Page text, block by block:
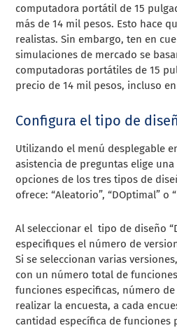
computadora portátil de 15
más de 14 mil pesos. Esto hace
realistas. Sin embargo, ten en
simulaciones de mercado se
computadoras portátiles de 15
precio de 14 mil pesos, incluso
Configura el tipo de
Utilizando el menú desplegable
asistencia de preguntas elige
opciones de los tres tipos de
ofrece: “Aleatorio”, “DOptimal” o
Al seleccionar el tipo de diseño
especifiques el número de
Si se seleccionan varias
con un número total de
funciones especificas, número
realizar la encuesta, a cada
cantidad específica de funciones